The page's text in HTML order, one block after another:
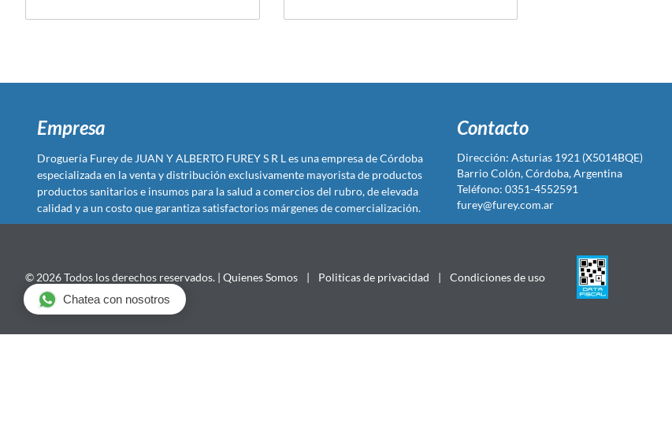
Empresa
Droguería Furey de JUAN Y ALBERTO FUREY S R L es una empresa de Córdoba
especializada en la venta y distribución exclusivamente mayorista de productos
productos sanitarios e insumos para la salud a comercios del rubro, de elevada
calidad y a un costo que garantiza satisfactorios márgenes de comercialización.
Contacto
Dirección: Asturias 1921 (X5014BQE)
Barrio Colón, Córdoba, Argentina
Teléfono: 0351-4552591
furey@furey.com.ar
© 2026 Todos los derechos reservados. | Quienes Somos | Politicas de privacidad |
Condiciones de uso
Chatea con nosotros